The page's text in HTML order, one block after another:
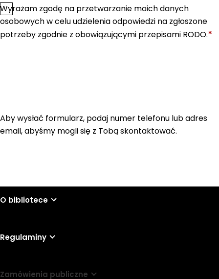
Zgoda*
Wyrażam zgodę na przetwarzanie moich danych
osobowych w celu udzielenia odpowiedzi na zgłoszone
potrzeby zgodnie z obowiązującymi przepisami RODO.*
Aby wysłać formularz, podaj numer telefonu lub adres
email, abyśmy mogli się z Tobą skontaktować.
O bibliotece
Regulaminy
Zamówienia publiczne